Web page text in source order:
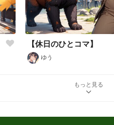
【休日のひとコマ】
ゆう
もっと見る